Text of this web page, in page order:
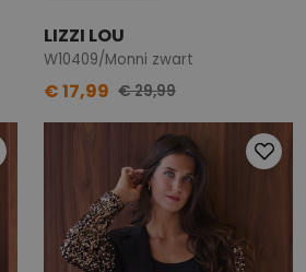
LIZZI LOU
W10409/Monni zwart
€ 17,99 € 29,99